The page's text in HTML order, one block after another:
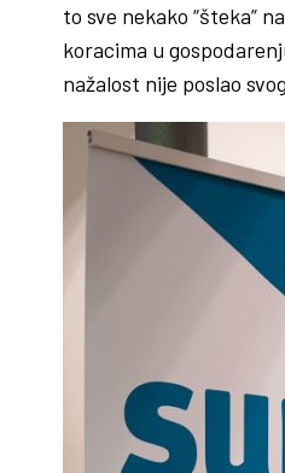
to sve nekako “šteka”
koracima u
nažalost nije poslao